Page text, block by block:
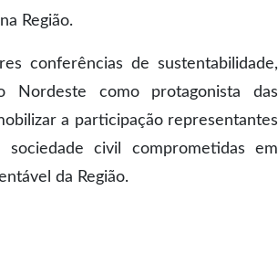
Região.
conferências de sustentabilidade,
Nordeste como protagonista das
a participação representantes
sociedade civil comprometidas em
da Região.